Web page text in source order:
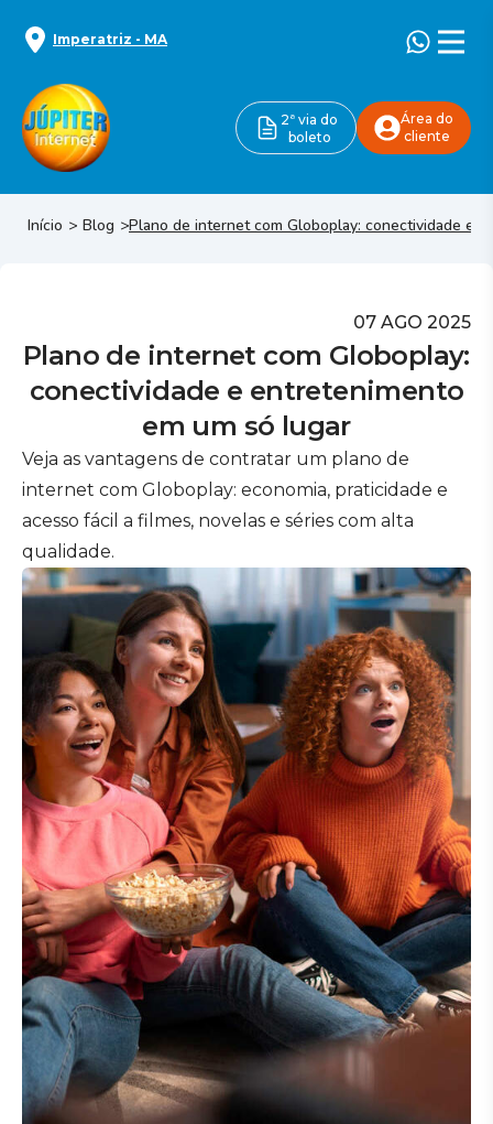
Imperatriz - MA
2ª via do
boleto
Área do
cliente
Início Blog Plano de internet com Globoplay: conectividade e
07 AGO 2025
Plano de internet com Globoplay:
conectividade e entretenimento
em um só lugar
Veja as vantagens de contratar um plano de
internet com Globoplay: economia, praticidade e
acesso fácil a filmes, novelas e séries com alta
qualidade.